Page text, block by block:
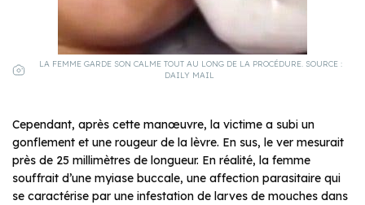
LA FEMME GARDE SON CALME TOUT AU LONG DE LA PROCÉDURE. SOURCE :
DAILY MAIL
Cependant, après cette manœuvre, la victime a subi un
gonflement et une rougeur de la lèvre. En sus, le ver mesurait
près de 25 millimètres de longueur. En réalité, la femme
souffrait d’une myiase buccale, une affection parasitaire qui
se caractérise par une infestation de larves de mouches dans